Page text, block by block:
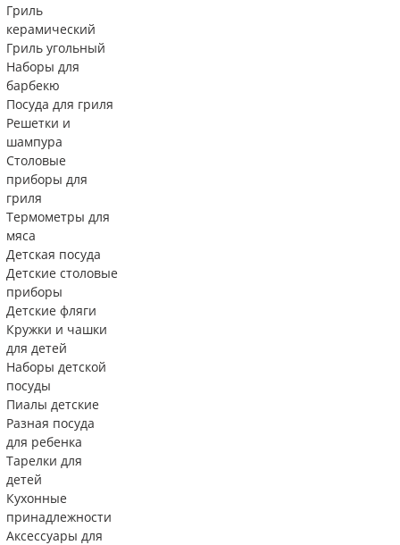
Гриль
керамический
Гриль угольный
Наборы для
барбекю
Посуда для гриля
Решетки и
шампура
Столовые
приборы для
гриля
Термометры для
мяса
Детская посуда
Детские столовые
приборы
Детские фляги
Кружки и чашки
для детей
Наборы детской
посуды
Пиалы детские
Разная посуда
для ребенка
Тарелки для
детей
Кухонные
принадлежности
Аксессуары для